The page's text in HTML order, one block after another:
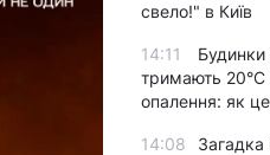
свело!" в Київ
14:11
Будинки
тримають 20°C
опалення: як
14:08
Загадка